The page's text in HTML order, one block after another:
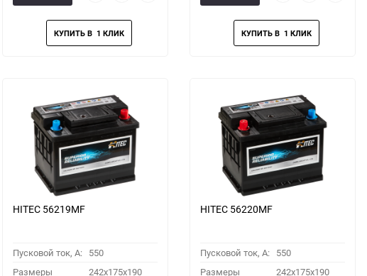
избранное
избранное
HITEC 56219MF
Пусковой ток, A: 550
Размеры
242x175x190
HITEC 56220MF
Пусковой ток, A: 550
Размеры
242x175x190